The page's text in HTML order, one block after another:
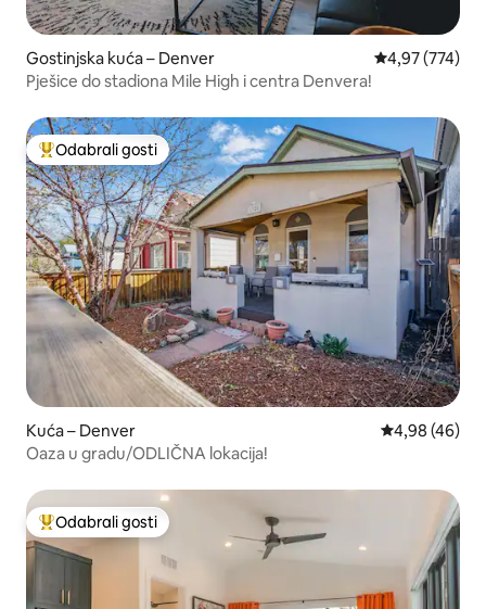
Gostinjska kuća – Denver Prosječna
4,97 (774)
Pješice do stadiona Mile High i centra Denvera!
Među najviše rangiranima s oznakom „Odabrali gosti”
Odabrali gosti
Kuća – Denver Prosječna
4,98 (46)
Oaza u gradu/ODLIČNA lokacija!
Među najviše rangiranima s oznakom „Odabrali gosti”
Odabrali gosti